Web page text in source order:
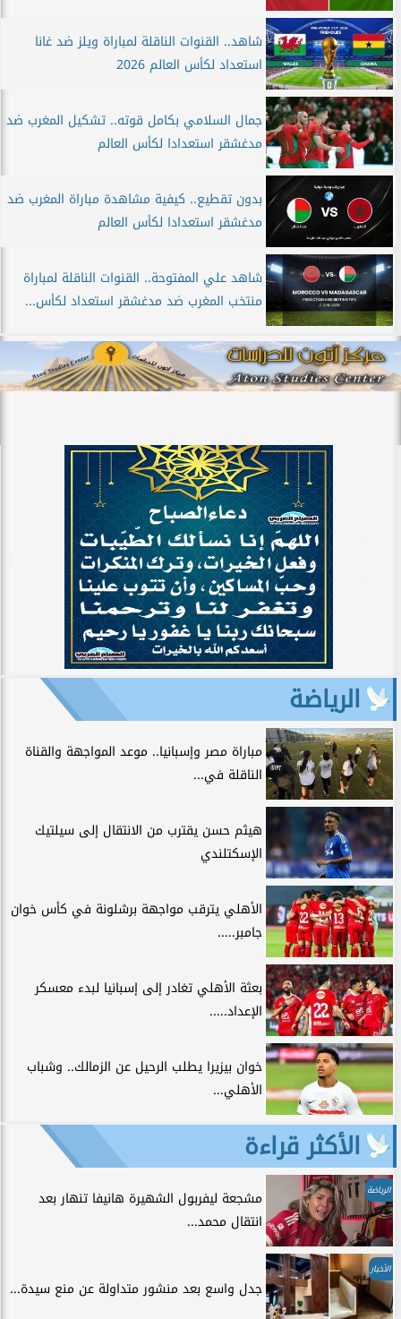
شاهد.. القنوات الناقلة لمباراة ويلز ضد غانا
استعداد لكأس العالم 2026
جمال السلامي بكامل قوته.. تشكيل المغرب ضد
مدغشقر استعدادا لكأس العالم
بدون تقطيع.. كيفية مشاهدة مباراة المغرب ضد
مدغشقر استعدادا لكأس العالم
شاهد علي المفتوحة.. القنوات الناقلة لمباراة
منتخب المغرب ضد مدغشقر استعداد لكأس...
الرياضة
مباراة مصر وإسبانيا.. موعد المواجهة والقناة
الناقلة في...
هيثم حسن يقترب من الانتقال إلى سيلتيك
الإسكتلندي
الأهلي يترقب مواجهة برشلونة في كأس خوان
جامبر.....
بعثة الأهلي تغادر إلى إسبانيا لبدء معسكر
الإعداد.....
خوان بيزيرا يطلب الرحيل عن الزمالك.. وشباب
الأهلي...
الأكثر قراءة
الرياضة
مشجعة ليفربول الشهيرة هانيفا تنهار بعد
انتقال محمد...
الأخبار
جدل واسع بعد منشور متداولة عن منع سيدة...